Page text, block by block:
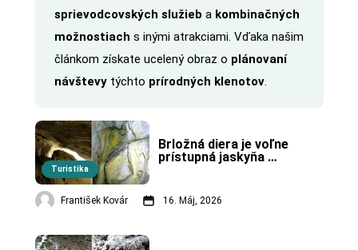
sprievodcovských služieb a kombinačných
možnostiach s inými atrakciami. Vďaka našim
článkom získate ucelený obraz o plánovaní
návštevytýchto prírodných klenotov.
Turistika
Brložná diera je voľne
prístupná jaskyňa
František Kovár 16. Máj, 2026